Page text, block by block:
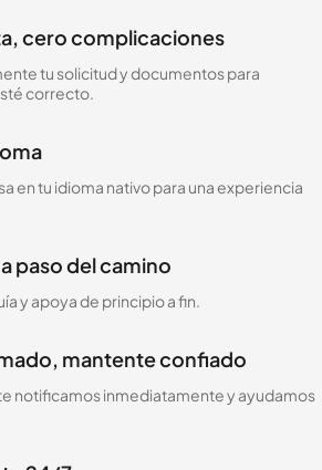
cero complicaciones
tu solicitud y documentos para
correcto.
en tu idioma nativo para una experiencia
paso del camino
y apoya de principio a fin.
mantente confiado
notificamos inmediatamente y ayudamos